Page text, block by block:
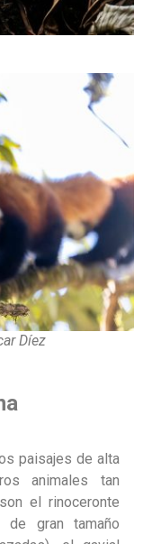
Díez
paisajes de alta
animales tan
el rinoceronte
de gran tamaño